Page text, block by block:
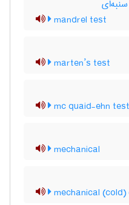
mandrel test
marten’s test
mc quaid-ehn test
mechanical
mechanical